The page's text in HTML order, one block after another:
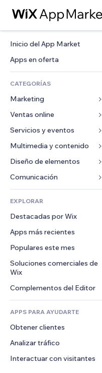
Inicio del App Market
Apps en oferta
CATEGORÍAS
Marketing
Anuncios
Móvil
Analíticas
Anuncios del sitio
Email
Ventas online
Apps para tiendas
Envíos y entregas
Botones de venta
Contabilidad
Cupones y fidelización
Almacenamiento de mercancía
Crowdfunding
Alimentos y bebidas
Servicios y eventos
Hoteles
Eventos
Restaurantes
Inmobiliarias
Reservas
Multimedia y contenido
Galerías
Música
Pódcast
Fotografía
Video
PDF
Compartir archivos
Noticias
Servicios de contenido
Efectos de texto
Diseño de elementos
Mapas y navegación
Privacidad y seguridad
Reloj
Plantillas para páginas
Efectos de imágenes
Botones y menús
Banners e insignias
Calculadoras
Buscar
Formularios
Encuestas
Chat
Comentarios
Teléfono
Comunidad
Reseñas y testimonios
EXPLORAR
Destacadas por Wix
Apps más recientes
Populares este mes
Soluciones comerciales de
Wix
Complementos del Editor
APPS PARA AYUDARTE
Obtener clientes
Analizar tráfico
Interactuar con visitantes